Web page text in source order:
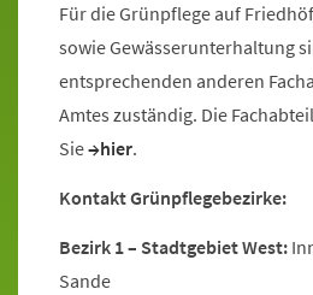
Für die Grünpflege auf
sowie Gewässerunterhaltung
entsprechenden anderen
Amtes zuständig. Die
Sie
hier.
Kontakt Grünpflegebezirke:
Bezirk 1 – Stadtgebiet West:
Sande